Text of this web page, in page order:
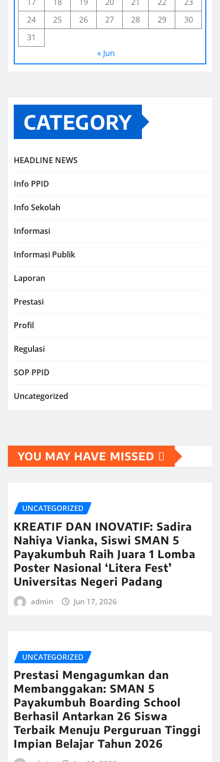
24
25 26 27 28 29
30
31
« Jun
CATEGORY
HEADLINE NEWS
Info PPID
Info Sekolah
Informasi
Informasi Publik
Laporan
Prestasi
Profil
Regulasi
SOP PPID
Uncategorized
YOU MAY HAVE MISSED
UNCATEGORIZED
KREATIF DAN INOVATIF: Sadira
Nahiya Vianka, Siswi SMAN 5
Payakumbuh Raih Juara 1 Lomba
Poster Nasional ‘Litera Fest’
Universitas Negeri Padang
admin Jun 17, 2026
UNCATEGORIZED
Prestasi Mengagumkan dan
Membanggakan: SMAN 5
Payakumbuh Boarding School
Berhasil Antarkan 26 Siswa
Terbaik Menuju Perguruan Tinggi
Impian Belajar Tahun 2026